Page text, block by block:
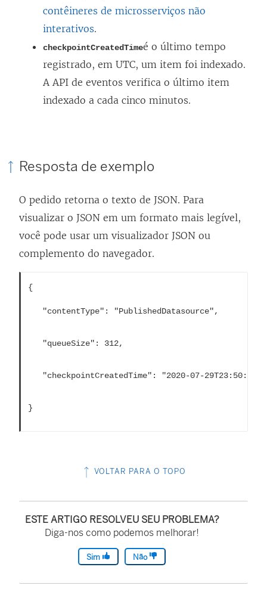
contêineres de microsserviços não
interativos.
checkpointCreatedTimeé o último tempo
registrado, em UTC, um item foi indexado.
A API de eventos verifica o último item
indexado a cada cinco minutos.
Resposta de exemplo
O pedido retorna o texto de JSON. Para
visualizar o JSON em um formato mais legível,
você pode usar um visualizador JSON ou
complemento do navegador.
{
   "contentType": "PublishedDatasource",
   "queueSize": 312,
"checkpointCreatedTime": "2020-07-
}
VOLTAR PARA O TOPO
ESTE ARTIGO RESOLVEU SEU PROBLEMA?
Diga-nos como podemos melhorar!
Sim Não